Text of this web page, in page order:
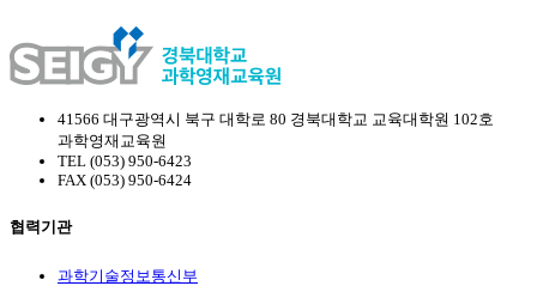
41566 대구광역시 북구 대학로 80 경북대학교 교육대학원 102호
과학영재교육원
TEL (053) 950-6423
FAX (053) 950-6424
협력기관
과학기술정보통신부